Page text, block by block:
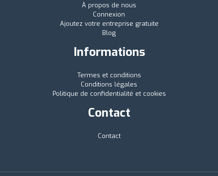
À propos de nous
Connexion
Ajoutez votre entreprise gratuite
Blog
Informations
Termes et conditions
Conditions légales
Politique de confidentialité et cookies
Contact
Contact